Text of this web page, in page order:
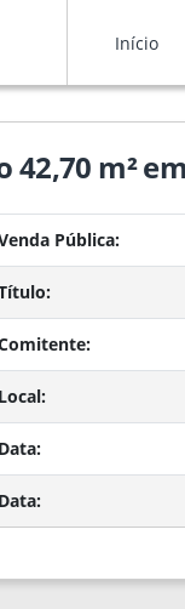
Início
m²
Pública:
Local:
Data:
Data: